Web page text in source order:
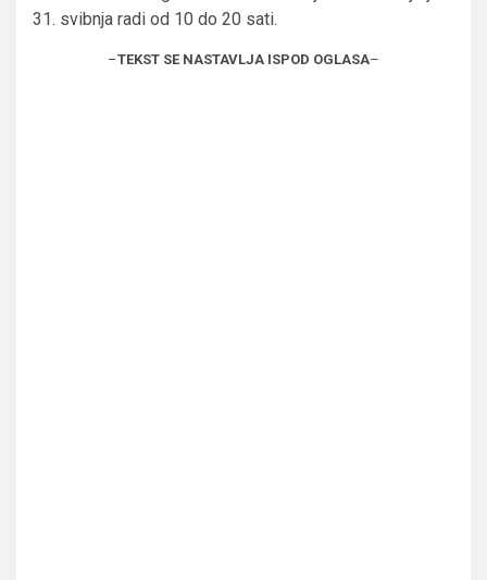
31. svibnja radi od 10 do 20 sati.
–TEKST SE NASTAVLJA ISPOD OGLASA–